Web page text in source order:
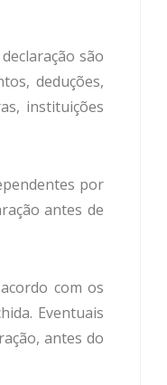
são
deduções,
instituições
por
antes de
com os
Eventuais
antes do